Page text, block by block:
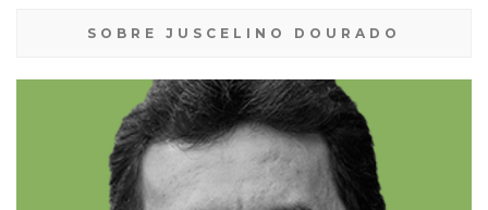
SOBRE JUSCELINO DOURADO